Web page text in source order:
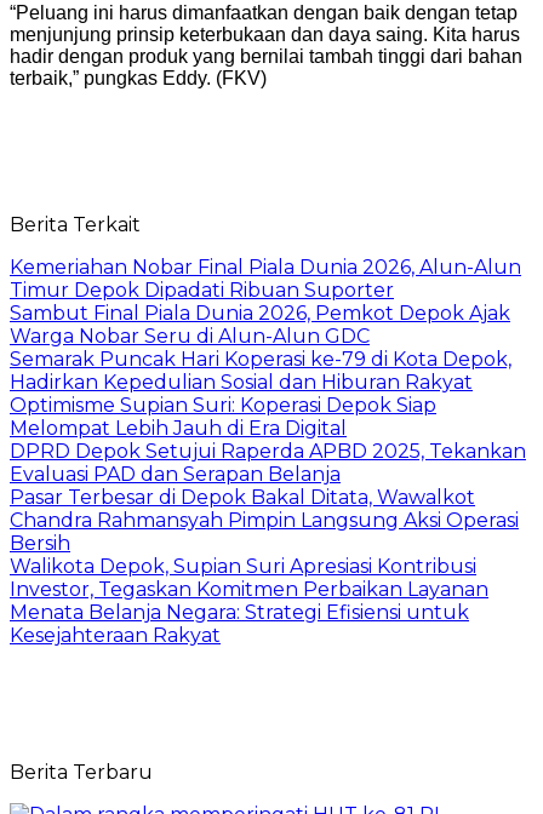
“Peluang ini harus dimanfaatkan dengan baik dengan tetap
menjunjung prinsip keterbukaan dan daya saing. Kita harus
hadir dengan produk yang bernilai tambah tinggi dari bahan
terbaik,” pungkas Eddy. (FKV)
Berita Terkait
Kemeriahan Nobar Final Piala Dunia 2026, Alun-Alun
Timur Depok Dipadati Ribuan Suporter
Sambut Final Piala Dunia 2026, Pemkot Depok Ajak
Warga Nobar Seru di Alun-Alun GDC
Semarak Puncak Hari Koperasi ke-79 di Kota Depok,
Hadirkan Kepedulian Sosial dan Hiburan Rakyat
Optimisme Supian Suri: Koperasi Depok Siap
Melompat Lebih Jauh di Era Digital
DPRD Depok Setujui Raperda APBD 2025, Tekankan
Evaluasi PAD dan Serapan Belanja
Pasar Terbesar di Depok Bakal Ditata, Wawalkot
Chandra Rahmansyah Pimpin Langsung Aksi Operasi
Bersih
Walikota Depok, Supian Suri Apresiasi Kontribusi
Investor, Tegaskan Komitmen Perbaikan Layanan
Menata Belanja Negara: Strategi Efisiensi untuk
Kesejahteraan Rakyat
Berita Terbaru